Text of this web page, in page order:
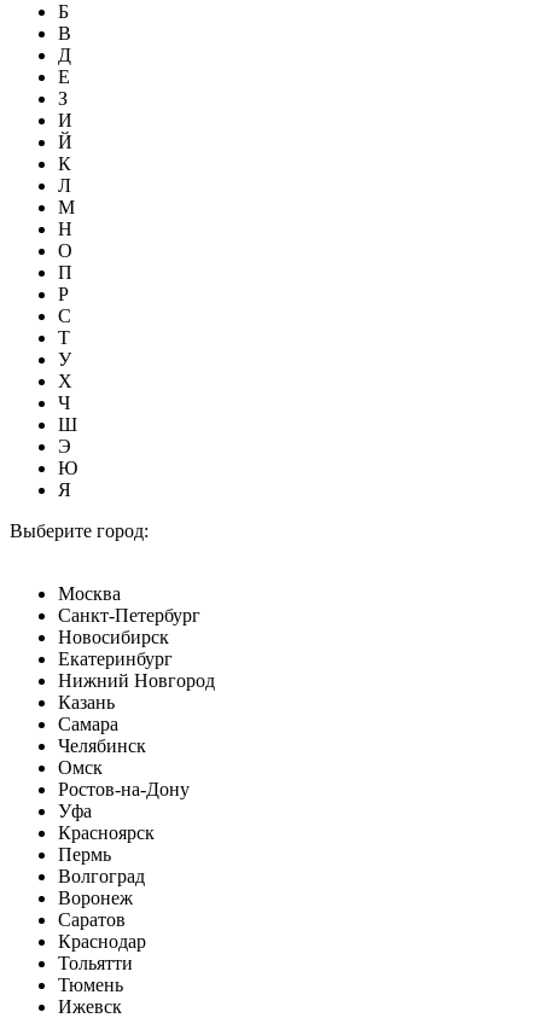
Б
В
Д
Е
З
И
Й
К
Л
М
Н
О
П
Р
С
Т
У
Х
Ч
Ш
Э
Ю
Я
Выберите город:
Москва
Санкт-Петербург
Новосибирск
Екатеринбург
Нижний Новгород
Казань
Самара
Челябинск
Омск
Ростов-на-Дону
Уфа
Красноярск
Пермь
Волгоград
Воронеж
Саратов
Краснодар
Тольятти
Тюмень
Ижевск